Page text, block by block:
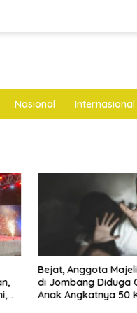
Nasional Internasional
Bejat, Anggota Majelis Gereja
Jombang Diduga Cabuli
Angkatnya 50 Kali Lebih,